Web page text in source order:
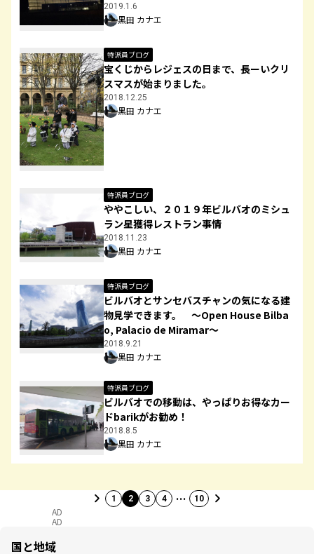
2019.1.6
黒田 カナエ
特派員ブログ
宝くじからレジェスの日まで、長ーいクリ
スマスが始まりました。
2018.12.25
黒田 カナエ
特派員ブログ
ややこしい、２０１９年ビルバオのミシュ
ラン星獲得レストラン事情
2018.11.23
黒田 カナエ
特派員ブログ
ビルバオとサンセバスチャンの気になる建
物見学できます。 ～Open House Bilba
o, Palacio de Miramar～
2018.9.21
黒田 カナエ
特派員ブログ
ビルバオでの移動は、やっぱりお得なカー
ドbarikがお勧め！
2018.8.5
黒田 カナエ
1 2 3 4 … 10
AD
AD
国と地域